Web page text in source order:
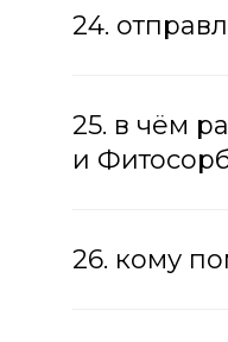
24.
25. в чём
и
26. кому